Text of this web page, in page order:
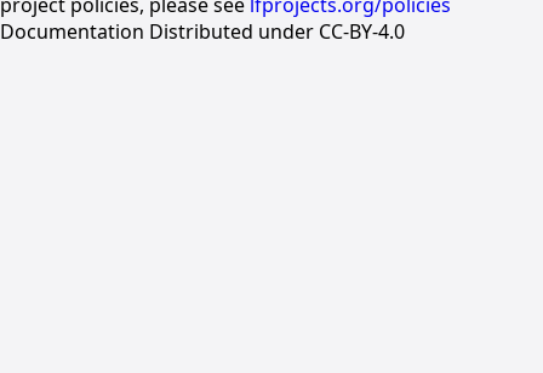
Documentation Distributed under CC-BY-4.0